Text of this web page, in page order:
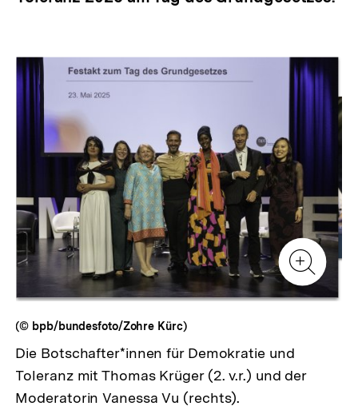
Inhaltskarussell
überspringen
Zur
Zur
Zur
Galerieansicht
(© bpb/bundesfoto/Zohre Kürc)
Die Botschafter*innen für Demokratie und
Toleranz mit Thomas Krüger (2. v.r.) und der
Moderatorin Vanessa Vu (rechts).